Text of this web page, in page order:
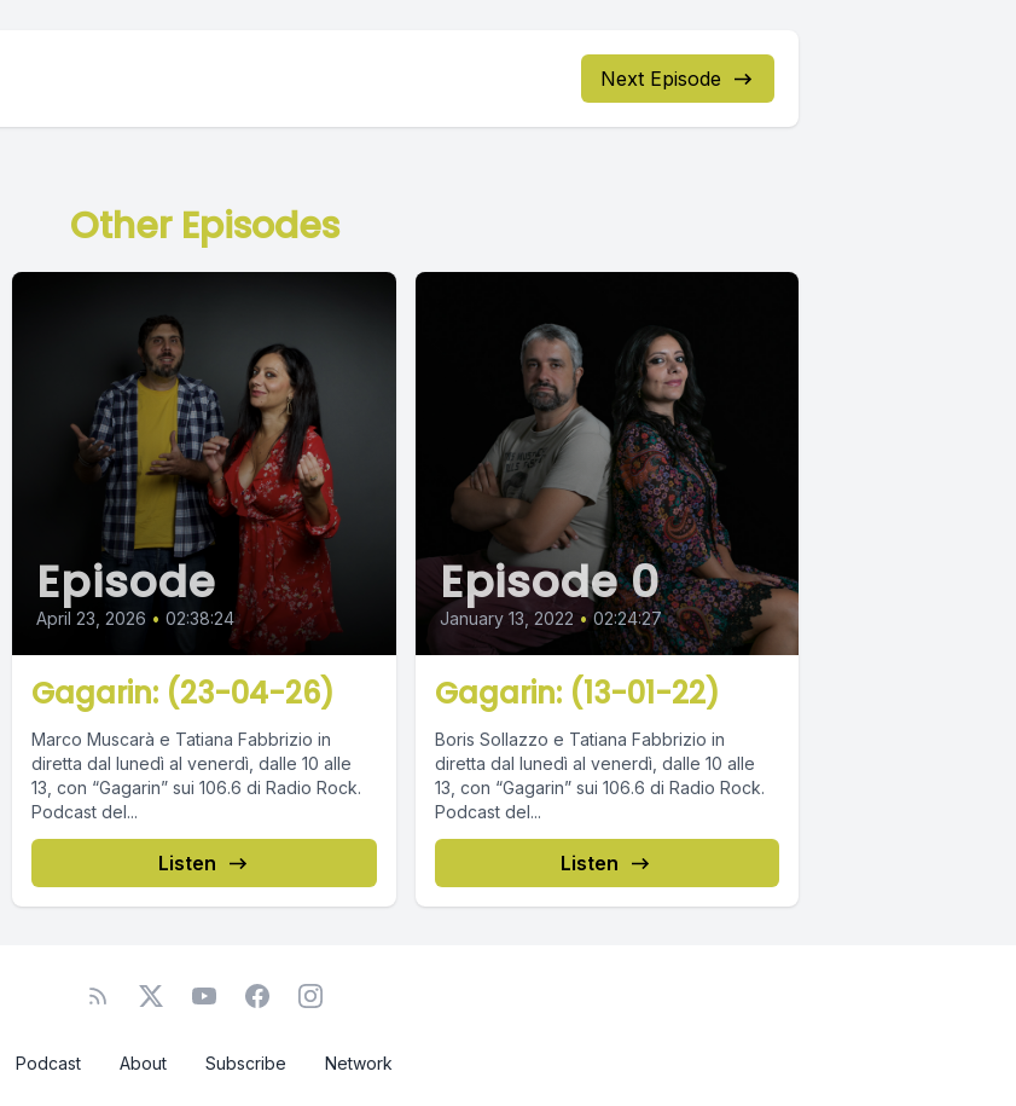
Next Episode
Other Episodes
Episode
April 23, 2026 • 02:38:24
Gagarin: (23-04-26)
Marco Muscarà e Tatiana Fabbrizio in
diretta dal lunedì al venerdì, dalle 10 alle
13, con “Gagarin” sui 106.6 di Radio Rock.
Podcast del...
Listen
Episode 0
January 13, 2022 • 02:24:27
Gagarin: (13-01-22)
Boris Sollazzo e Tatiana Fabbrizio in
diretta dal lunedì al venerdì, dalle 10 alle
13, con “Gagarin” sui 106.6 di Radio Rock.
Podcast del...
Listen
Podcast About Subscribe Network